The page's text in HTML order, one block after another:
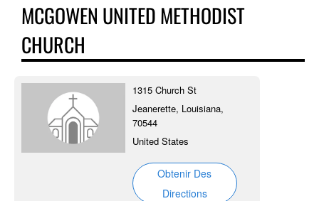
MCGOWEN UNITED METHODIST
CHURCH
1315 Church St
Jeanerette, Louisiana,
70544
United States
Obtenir Des
Directions